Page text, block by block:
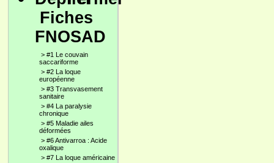
Fiches
FNOSAD
> #1 Le couvain
saccariforme
> #2 La loque
européenne
> #3 Transvasement
sanitaire
> #4 La paralysie
chronique
> #5 Maladie ailes
déformées
> #6 Antivarroa : Acide
oxalique
> #7 La loque américaine